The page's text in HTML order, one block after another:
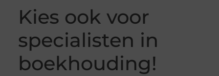
Kies ook voor
specialisten in
boekhouding!